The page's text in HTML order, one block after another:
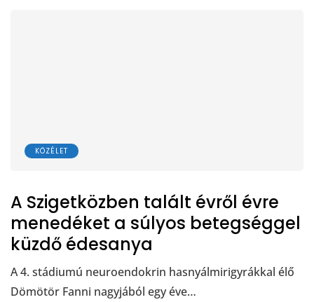
KÖZÉLET
A Szigetközben talált évről évre
menedéket a súlyos betegséggel
küzdő édesanya
A 4. stádiumú neuroendokrin hasnyálmirigyrákkal élő
Dömötör Fanni nagyjából egy éve…